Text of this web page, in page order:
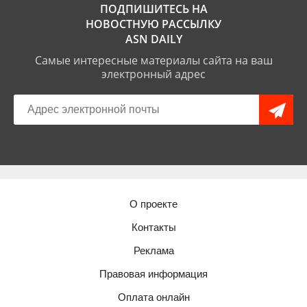
ПОДПИШИТЕСЬ НА
НОВОСТНУЮ РАССЫЛКУ
ASN DAILY
Самые интересные материалы сайта на ваш
электронный адрес
О проекте
Контакты
Реклама
Правовая информация
Оплата онлайн